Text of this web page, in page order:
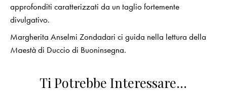
approfonditi caratterizzati da un taglio fortemente
divulgativo.
Margherita Anselmi Zondadari ci guida nella lettura della
Maestàdi Duccio di Buoninsegna.
Ti Potrebbe Interessare…